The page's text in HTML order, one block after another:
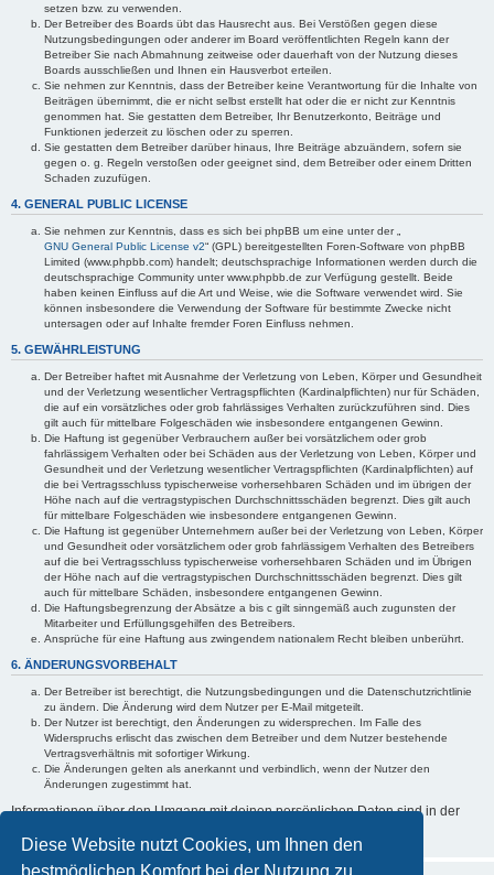
Diese Website nutzt Cookies, um Ihnen den
bestmöglichen Komfort bei der Nutzung zu
setzen bzw. zu verwenden.
Der Betreiber des Boards übt das Hausrecht aus. Bei Verstößen gegen diese
Nutzungsbedingungen oder anderer im Board veröffentlichten Regeln kann der
Betreiber Sie nach Abmahnung zeitweise oder dauerhaft von der Nutzung dieses
Boards ausschließen und Ihnen ein Hausverbot erteilen.
Sie nehmen zur Kenntnis, dass der Betreiber keine Verantwortung für die Inhalte von
Beiträgen übernimmt, die er nicht selbst erstellt hat oder die er nicht zur Kenntnis
genommen hat. Sie gestatten dem Betreiber, Ihr Benutzerkonto, Beiträge und
Funktionen jederzeit zu löschen oder zu sperren.
Sie gestatten dem Betreiber darüber hinaus, Ihre Beiträge abzuändern, sofern sie
gegen o. g. Regeln verstoßen oder geeignet sind, dem Betreiber oder einem Dritten
Schaden zuzufügen.
4. GENERAL PUBLIC LICENSE
Sie nehmen zur Kenntnis, dass es sich bei phpBB um eine unter der „
GNU General Public License v2“ (GPL) bereitgestellten Foren-Software von phpBB
Limited (www.phpbb.com) handelt; deutschsprachige Informationen werden durch die
deutschsprachige Community unter www.phpbb.de zur Verfügung gestellt. Beide
haben keinen Einfluss auf die Art und Weise, wie die Software verwendet wird. Sie
können insbesondere die Verwendung der Software für bestimmte Zwecke nicht
untersagen oder auf Inhalte fremder Foren Einfluss nehmen.
5. GEWÄHRLEISTUNG
Der Betreiber haftet mit Ausnahme der Verletzung von Leben, Körper und Gesundheit
und der Verletzung wesentlicher Vertragspflichten (Kardinalpflichten) nur für Schäden,
die auf ein vorsätzliches oder grob fahrlässiges Verhalten zurückzuführen sind. Dies
gilt auch für mittelbare Folgeschäden wie insbesondere entgangenen Gewinn.
Die Haftung ist gegenüber Verbrauchern außer bei vorsätzlichem oder grob
fahrlässigem Verhalten oder bei Schäden aus der Verletzung von Leben, Körper und
Gesundheit und der Verletzung wesentlicher Vertragspflichten (Kardinalpflichten) auf
die bei Vertragsschluss typischerweise vorhersehbaren Schäden und im übrigen der
Höhe nach auf die vertragstypischen Durchschnittsschäden begrenzt. Dies gilt auch
für mittelbare Folgeschäden wie insbesondere entgangenen Gewinn.
Die Haftung ist gegenüber Unternehmern außer bei der Verletzung von Leben, Körper
und Gesundheit oder vorsätzlichem oder grob fahrlässigem Verhalten des Betreibers
auf die bei Vertragsschluss typischerweise vorhersehbaren Schäden und im Übrigen
der Höhe nach auf die vertragstypischen Durchschnittsschäden begrenzt. Dies gilt
auch für mittelbare Schäden, insbesondere entgangenen Gewinn.
Die Haftungsbegrenzung der Absätze a bis c gilt sinngemäß auch zugunsten der
Mitarbeiter und Erfüllungsgehilfen des Betreibers.
Ansprüche für eine Haftung aus zwingendem nationalem Recht bleiben unberührt.
6. ÄNDERUNGSVORBEHALT
Der Betreiber ist berechtigt, die Nutzungsbedingungen und die Datenschutzrichtlinie
zu ändern. Die Änderung wird dem Nutzer per E-Mail mitgeteilt.
Der Nutzer ist berechtigt, den Änderungen zu widersprechen. Im Falle des
Widerspruchs erlischt das zwischen dem Betreiber und dem Nutzer bestehende
Vertragsverhältnis mit sofortiger Wirkung.
Die Änderungen gelten als anerkannt und verbindlich, wenn der Nutzer den
Änderungen zugestimmt hat.
Informationen über den Umgang mit deinen persönlichen Daten sind in der